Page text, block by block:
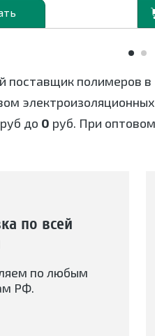
В
поставщик
руб до 0 руб. При
по всей
по любым
РФ.